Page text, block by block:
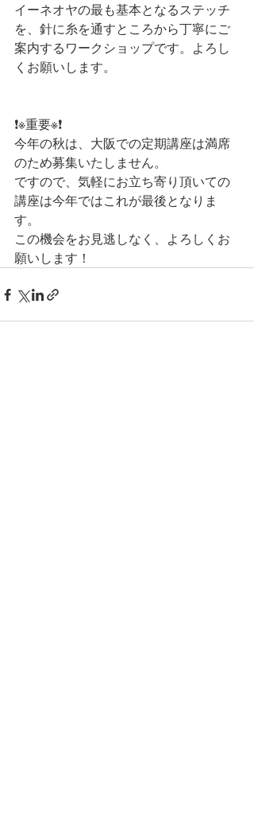
イーネオヤの最も基本となるステッチ
を、針に糸を通すところから丁寧にご
案内するワークショップです。よろし
くお願いします。
❗※重要※❗
今年の秋は、大阪での定期講座は満席
のため募集いたしません。
ですので、気軽にお立ち寄り頂いての
講座は今年ではこれが最後となりま
す。
この機会をお見逃しなく、よろしくお
願いします！